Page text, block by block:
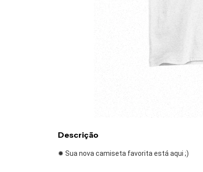
Descrição
✹ Sua nova camiseta favorita está aqui ;)